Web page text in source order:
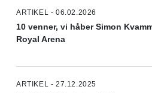
ARTIKEL - 06.02.2026
10 venner, vi håber Simon
Royal Arena
ARTIKEL - 27.12.2025